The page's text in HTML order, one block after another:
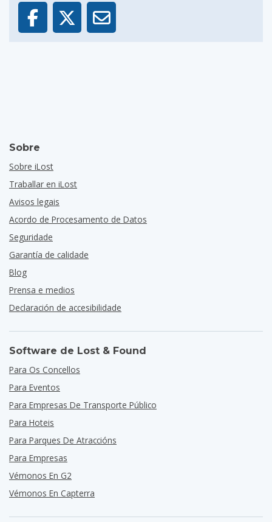
Sobre
Sobre iLost
Traballar en iLost
Avisos legais
Acordo de Procesamento de Datos
Seguridade
Garantía de calidade
Blog
Prensa e medios
Declaración de accesibilidade
Software de Lost & Found
Para Os Concellos
Para Eventos
Para Empresas De Transporte Público
Para Hoteis
Para Parques De Atraccións
Para Empresas
Vémonos En G2
Vémonos En Capterra